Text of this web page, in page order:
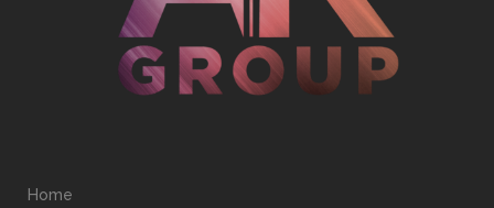
Home